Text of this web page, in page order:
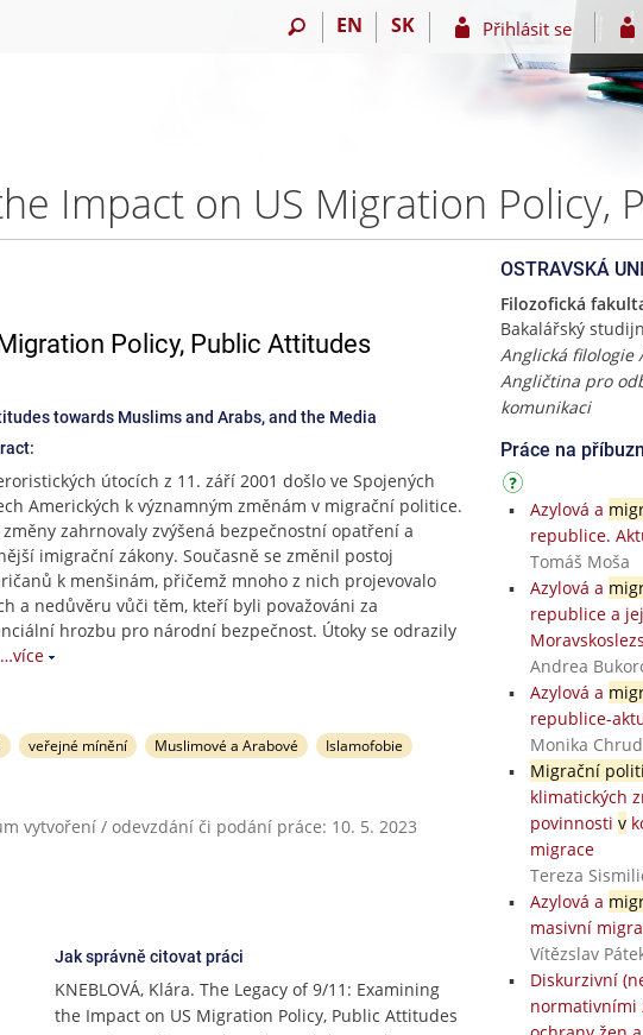
EN SK Přihlásit se
Policy, Public Attitudes
towards Muslims and Arabs, and the Media
útocích z 11. září 2001 došlo ve Spojených
Amerických k významným změnám v migrační politice.
změny zahrnovaly zvýšená bezpečnostní opatření a
imigrační zákony. Současně se změnil postoj
k menšinám, přičemž mnoho z nich projevovalo
a nedůvěru vůči těm, kteří byli považováni za
hrozbu pro národní bezpečnost. Útoky se odrazily
…více
veřejné mínění Muslimové a Arabové
Islamofobie
vytvoření / odevzdání či podání práce: 10. 5. 2023
Jak správně citovat práci
KNEBLOVÁ, Klára. The Legacy of 9/11: Examining
the Impact on US Migration Policy, Public Attitudes
OSTRAVSKÁ
Filozofická
Bakalářský
Anglická filologie
Angličtina pro
komunikaci
Práce na
Azylová a
republice.
Tomáš Moša
Azylová a
republice a
Andrea
Azylová a
republice-
Monika
Migrační
klimatických
povinnosti v
migrace
Tereza
Azylová a
masivní
Vítězslav
Diskurzivní
normativními